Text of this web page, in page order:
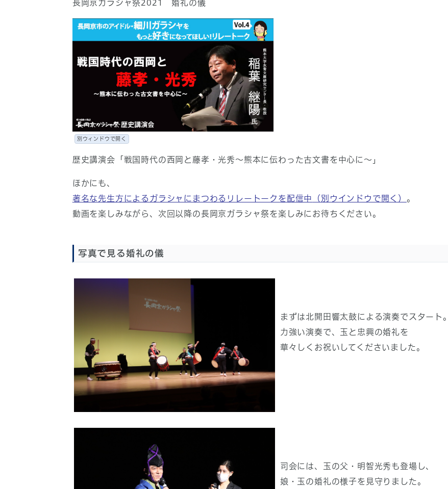
長岡京ガラシャ祭2021 婚礼の儀
別ウィンドウで開く
歴史講演会「戦国時代の西岡と藤孝・光秀～熊本に伝わった古文書を中心に～」
ほかにも、
著名な先生方によるガラシャにまつわるリレートークを配信中
（別ウインドウで開く） 。
動画を楽しみながら、次回以降の長岡京ガラシャ祭を楽しみにお待ちください。
写真で見る婚礼の儀
まずは北開田響太鼓による演奏でスタート。
力強い演奏で、玉と忠興の婚礼を
華々しくお祝いしてくださいました。
司会には、玉の父・明智光秀も登場し、
娘・玉の婚礼の様子を見守りました。